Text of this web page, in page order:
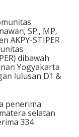
SP., MP,
AKPY-STIPER
dibawah
Yogyakarta
lulusan D1 &
penerima
selatan
334